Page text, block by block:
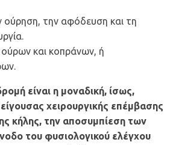
την αφόδευση και τη
ούρων και κοπράνων, ή
είναι η μοναδική, ίσως,
χειρουργικής επέμβασης
κήλης, την αποσυμπίεση των
του φυσιολογικού ελέγχου